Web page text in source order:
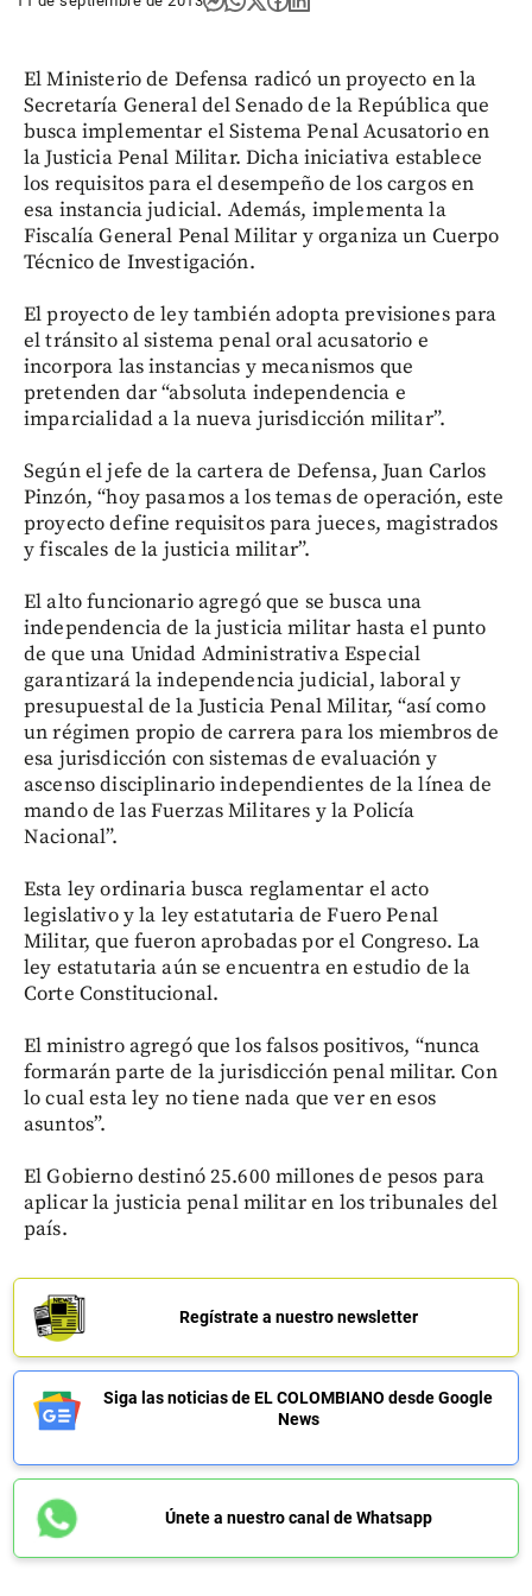
El Ministerio de Defensa radicó un proyecto en la
Secretaría General del Senado de la República que
busca implementar el Sistema Penal Acusatorio en
la Justicia Penal Militar. Dicha iniciativa establece
los requisitos para el desempeño de los cargos en
esa instancia judicial. Además, implementa la
Fiscalía General Penal Militar y organiza un Cuerpo
Técnico de Investigación.
El proyecto de ley también adopta previsiones para
el tránsito al sistema penal oral acusatorio e
incorpora las instancias y mecanismos que
pretenden dar “absoluta independencia e
imparcialidad a la nueva jurisdicción militar”.
Según el jefe de la cartera de Defensa, Juan Carlos
Pinzón, “hoy pasamos a los temas de operación, este
proyecto define requisitos para jueces, magistrados
y fiscales de la justicia militar”.
El alto funcionario agregó que se busca una
independencia de la justicia militar hasta el punto
de que una Unidad Administrativa Especial
garantizará la independencia judicial, laboral y
presupuestal de la Justicia Penal Militar, “así como
un régimen propio de carrera para los miembros de
esa jurisdicción con sistemas de evaluación y
ascenso disciplinario independientes de la línea de
mando de las Fuerzas Militares y la Policía
Nacional”.
Esta ley ordinaria busca reglamentar el acto
legislativo y la ley estatutaria de Fuero Penal
Militar, que fueron aprobadas por el Congreso. La
ley estatutaria aún se encuentra en estudio de la
Corte Constitucional.
El ministro agregó que los falsos positivos, “nunca
formarán parte de la jurisdicción penal militar. Con
lo cual esta ley no tiene nada que ver en esos
asuntos”.
El Gobierno destinó 25.600 millones de pesos para
aplicar la justicia penal militar en los tribunales del
país.
Regístrate a nuestro newsletter
Siga las noticias de EL COLOMBIANO desde Google
News
Únete a nuestro canal de Whatsapp